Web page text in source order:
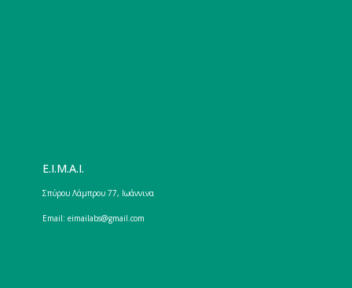
E.I.M.A.I.
Σπύρου Λάμπρου 77, Ιωάννινα
Email: eimailabs@gmail.com